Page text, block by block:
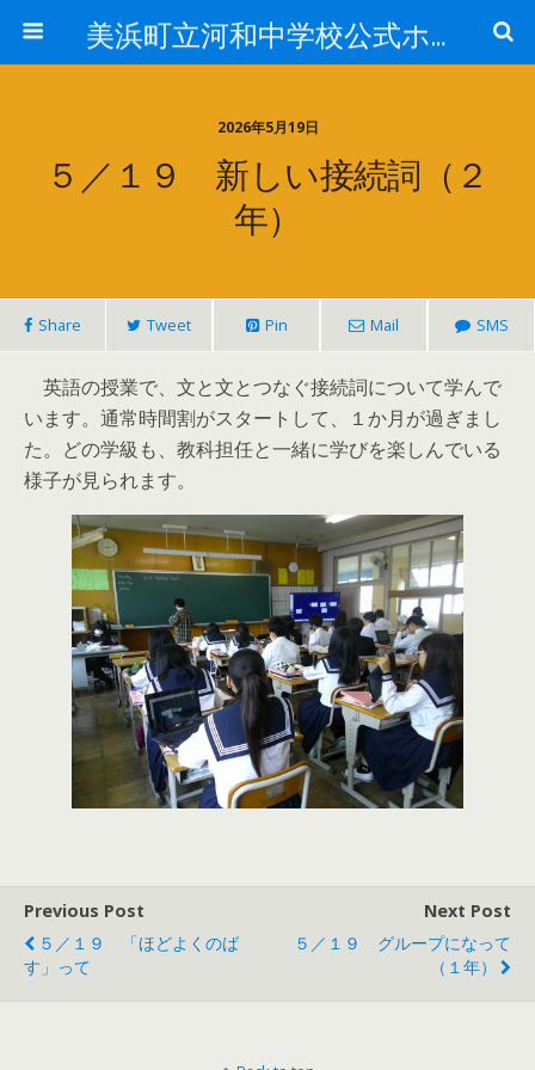
美浜町立河和中学校公式ホームページ
2026年5月19日
５／１９ 新しい接続詞（２
年）
Share Tweet Pin Mail SMS
英語の授業で、文と文とつなぐ接続詞について学んで
います。通常時間割がスタートして、１か月が過ぎまし
た。どの学級も、教科担任と一緒に学びを楽しんでいる
様子が見られます。
Previous Post
５／１９ 「ほどよくのば
す」って
Next Post
５／１９ グループになって
（１年）